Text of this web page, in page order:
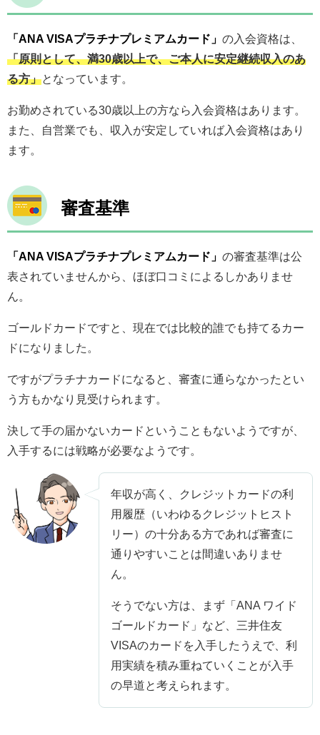
「ANA VISAプラチナプレミアムカード」 の入会資格は、
「原則として、満30歳以上で、ご本人に安定継続収入のあ
る方」となっています。
お勤めされている30歳以上の方なら入会資格はあります。
また、自営業でも、収入が安定していれば入会資格はあり
ます。
審査基準
「ANA VISAプラチナプレミアムカード」 の審査基準は公
表されていませんから、ほぼ口コミによるしかありませ
ん。
ゴールドカードですと、現在では比較的誰でも持てるカー
ドになりました。
ですがプラチナカードになると、審査に通らなかったとい
う方もかなり見受けられます。
決して手の届かないカードということもないようですが、
入手するには戦略が必要なようです。
年収が高く、クレジットカードの利
用履歴（いわゆるクレジットヒスト
リー）の十分ある方であれば審査に
通りやすいことは間違いありませ
ん。
そうでない方は、まず「ANA ワイド
ゴールドカード」など、三井住友
VISAのカードを入手したうえで、利
用実績を積み重ねていくことが入手
の早道と考えられます。